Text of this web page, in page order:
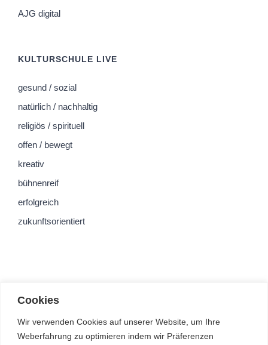
Cookies
Wir verwenden Cookies auf unserer Website, um Ihre
Weberfahrung zu optimieren indem wir Präferenzen
AJG digital
KULTURSCHULE LIVE
gesund / sozial
natürlich / nachhaltig
religiös / spirituell
offen / bewegt
kreativ
bühnenreif
erfolgreich
zukunftsorientiert